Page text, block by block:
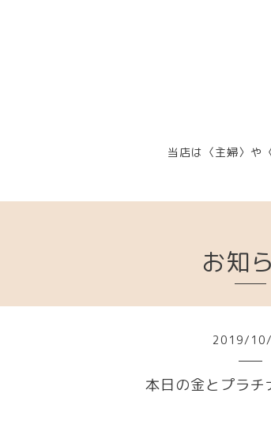
当店は〈主婦〉や
お知
2019/ 10/
本日の金とプラチ